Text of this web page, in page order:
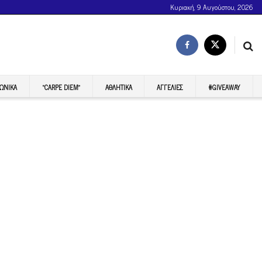
Κυριακή, 9 Αυγούστου, 2026
“CARPE DIEM” ΑΘΛΗΤΙΚΆ ΑΓΓΕΛΊΕΣ #GIVEAWAY